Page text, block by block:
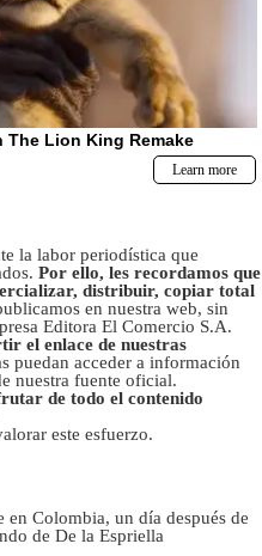
la labor periodística que
Por ello, les recordamos que
distribuir, copiar total
en nuestra web, sin
Editora El Comercio S.A.
el enlace de nuestras
puedan acceder a información
nuestra fuente oficial.
de todo el contenido
este esfuerzo.
en Colombia, un día después de
de De la Espriella